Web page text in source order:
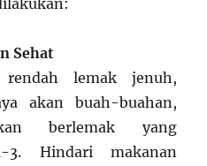
Sehat
rendah lemak jenuh,
akan buah-buahan,
berlemak yang
3. Hindari makanan